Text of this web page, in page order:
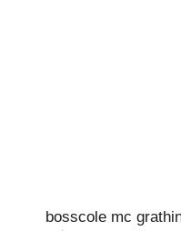
Tags:
bosscole mc grath